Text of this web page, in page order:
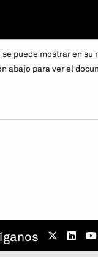
puede mostrar en su
abajo para ver el